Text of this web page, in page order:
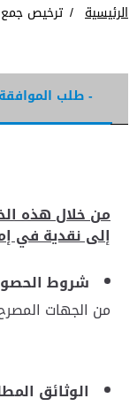
الرئيسية ترخيص جمع
- طلب
من خلال هذه
إلى نقدية في
شروط
من الجهات
الوثائق